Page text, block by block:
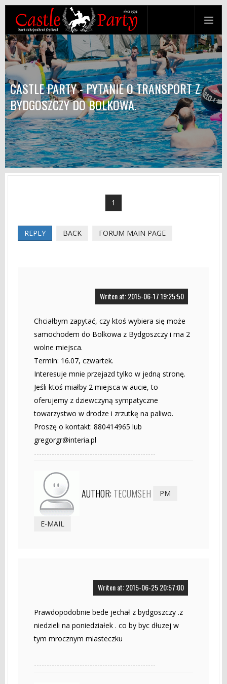
CASTLE PARTY - PYTANIE O TRANSPORT Z
BYDGOSZCZY DO BOLKOWA.
1
REPLY BACK FORUM MAIN PAGE
Writen at: 2015-06-17 19:25:50
Chciałbym zapytać, czy ktoś wybiera się może
samochodem do Bolkowa z Bydgoszczy i ma 2
wolne miejsca.
Termin: 16.07, czwartek.
Interesuje mnie przejazd tylko w jedną stronę.
Jeśli ktoś miałby 2 miejsca w aucie, to
oferujemy z dziewczyną sympatyczne
towarzystwo w drodze i zrzutkę na paliwo.
Proszę o kontakt: 880414965 lub
gregorgr@interia.pl
------------------------------------------------
AUTHOR: TECUMSEH PM
E-MAIL
Writen at: 2015-06-25 20:57:00
Prawdopodobnie bede jechał z bydgoszczy .z
niedzieli na poniedziałek . co by byc dłuzej w
tym mrocznym miasteczku
------------------------------------------------